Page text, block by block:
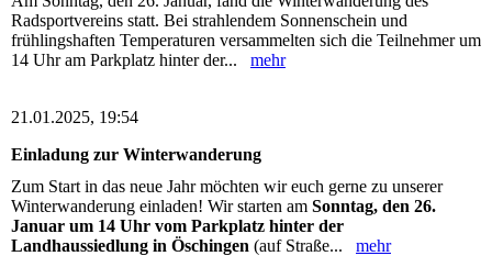
Radsportvereins statt. Bei strahlendem Sonnenschein und
frühlingshaften Temperaturen versammelten sich die Teilnehmer um
14 Uhr am Parkplatz hinter der... mehr
21.01.2025, 19:54
Einladung zur Winterwanderung
Zum Start in das neue Jahr möchten wir euch gerne zu unserer
Winterwanderung einladen! Wir starten am Sonntag, den 26.
Januar um 14 Uhr vom Parkplatz hinter der
Landhaussiedlung in Öschingen (auf Straße... mehr